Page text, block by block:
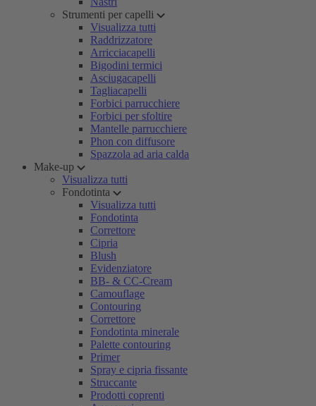
Strumenti per capelli
Visualizza tutti
Raddrizzatore
Arricciacapelli
Bigodini termici
Asciugacapelli
Tagliacapelli
Forbici parrucchiere
Forbici per sfoltire
Mantelle parrucchiere
Phon con diffusore
Spazzola ad aria calda
Make-up
Visualizza tutti
Fondotinta
Visualizza tutti
Fondotinta
Correttore
Cipria
Blush
Evidenziatore
BB- & CC-Cream
Camouflage
Contouring
Correttore
Fondotinta minerale
Palette contouring
Primer
Spray e cipria fissante
Struccante
Prodotti coprenti